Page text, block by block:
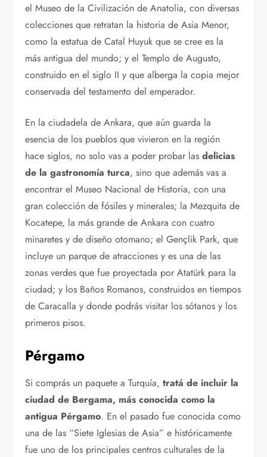
el Museo de la Civilización de Anatolia, con diversas
colecciones que retratan la historia de Asia Menor,
como la estatua de Catal Huyuk que se cree es la
más antigua del mundo; y el Templo de Augusto,
construido en el siglo II y que alberga la copia mejor
conservada del testamento del emperador.
En la ciudadela de Ankara, que aún guarda la
esencia de los pueblos que vivieron en la región
hace siglos, no solo vas a poder probar lasdelicias
de la gastronomía turca, sino que además vas a
encontrar el Museo Nacional de Historia, con una
gran colección de fósiles y minerales; la Mezquita de
Kocatepe, la más grande de Ankara con cuatro
minaretes y de diseño otomano; el Gençlik Park, que
incluye un parque de atracciones y es una de las
zonas verdes que fue proyectada por Atatürk para la
ciudad; y los Baños Romanos, construidos en tiempos
de Caracalla y donde podrás visitar los sótanos y los
primeros pisos.
Pérgamo
Si comprás un paquete a Turquía,tratá de incluir la
ciudad de Bergama, más conocida como la
antigua Pérgamo. En el pasado fue conocida como
una de las “Siete Iglesias de Asia” e históricamente
fue uno de los principales centros culturales de la